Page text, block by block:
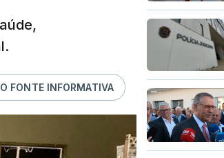
FONTE INFORMATIVA